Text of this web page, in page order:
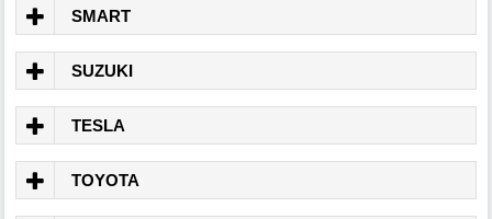
SMART
SUZUKI
TESLA
TOYOTA